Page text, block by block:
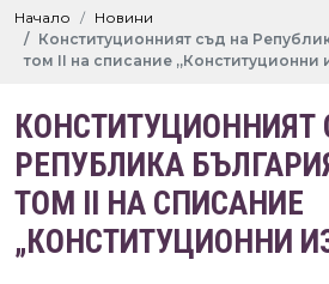
Начало
Новини
Конституционният съд на
том II на списание „Конституционни
КОНСТИТУЦИОННИЯТ
РЕПУБЛИКА
ТОМ II НА СПИСАНИЕ
„КОНСТИТУЦИОННИ